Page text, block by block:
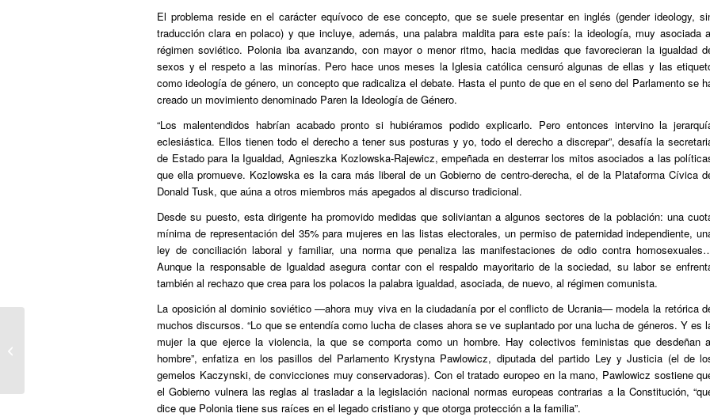
El problema reside en el carácter equívoco de ese concepto, que se suele presentar en inglés (gender ideology,
traducción clara en polaco) y que incluye, además, una palabra maldita para este país: la ideología, muy asociada
régimen soviético. Polonia iba avanzando, con mayor o menor ritmo, hacia medidas que favorecieran la igualdad
sexos y el respeto a las minorías. Pero hace unos meses la Iglesia católica censuró algunas de ellas y las
como ideología de género, un concepto que radicaliza el debate. Hasta el punto de que en el seno del Parlamento se
creado un movimiento denominado Paren la Ideología de Género.
“Los malentendidos habrían acabado pronto si hubiéramos podido explicarlo. Pero entonces intervino la
eclesiástica. Ellos tienen todo el derecho a tener sus posturas y yo, todo el derecho a discrepar”, desafía la
de Estado para la Igualdad, Agnieszka Kozlowska-Rajewicz, empeñada en desterrar los mitos asociados a las
que ella promueve. Kozlowska es la cara más liberal de un Gobierno de centro-derecha, el de la Plataforma Cívica
Donald Tusk, que aúna a otros miembros más apegados al discurso tradicional.
Desde su puesto, esta dirigente ha promovido medidas que soliviantan a algunos sectores de la población: una
mínima de representación del 35% para mujeres en las listas electorales, un permiso de paternidad independiente,
ley de conciliación laboral y familiar, una norma que penaliza las manifestaciones de odio contra
Aunque la responsable de Igualdad asegura contar con el respaldo mayoritario de la sociedad, su labor se
también al rechazo que crea para los polacos la palabra igualdad, asociada, de nuevo, al régimen comunista.
La oposición al dominio soviético —ahora muy viva en la ciudadanía por el conflicto de Ucrania— modela la retórica
muchos discursos. “Lo que se entendía como lucha de clases ahora se ve suplantado por una lucha de géneros. Y es
mujer la que ejerce la violencia, la que se comporta como un hombre. Hay colectivos feministas que desdeñan
hombre”, enfatiza en los pasillos del Parlamento Krystyna Pawlowicz, diputada del partido Ley y Justicia (el de
gemelos Kaczynski, de convicciones muy conservadoras). Con el tratado europeo en la mano, Pawlowicz sostiene
el Gobierno vulnera las reglas al trasladar a la legislación nacional normas europeas contrarias a la Constitución,
dice que Polonia tiene sus raíces en el legado cristiano y que otorga protección a la familia”.
PUBLICO: Conchita Wurst, la mujer
barbuda austriaca, apunta alto para